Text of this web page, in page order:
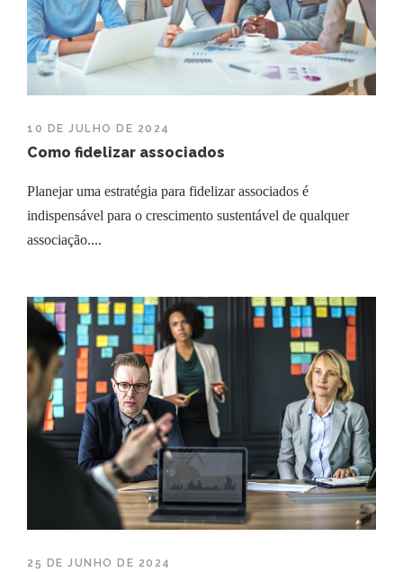
10 DE JULHO DE 2024
Como fidelizar associados
Planejar uma estratégia para fidelizar associados é
indispensável para o crescimento sustentável de qualquer
associação....
25 DE JUNHO DE 2024